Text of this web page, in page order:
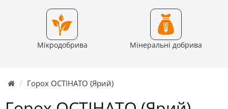
Мікродобрива Мінеральні добрива
Горох ОСТІНАТО (Ярий)